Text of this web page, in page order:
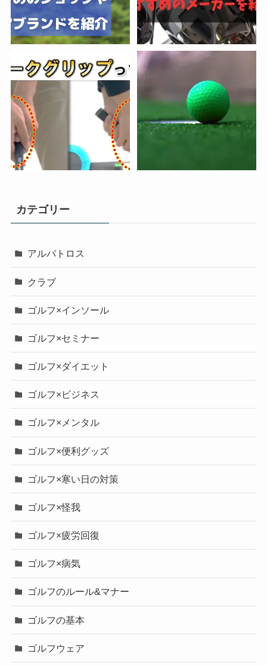
カテゴリー
アルバトロス
クラブ
ゴルフ×インソール
ゴルフ×セミナー
ゴルフ×ダイエット
ゴルフ×ビジネス
ゴルフ×メンタル
ゴルフ×便利グッズ
ゴルフ×寒い日の対策
ゴルフ×怪我
ゴルフ×疲労回復
ゴルフ×病気
ゴルフのルール&マナー
ゴルフの基本
ゴルフウェア